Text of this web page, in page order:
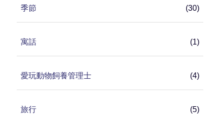
季節 (30)
寓話 (1)
愛玩動物飼養管理士 (4)
旅行 (5)